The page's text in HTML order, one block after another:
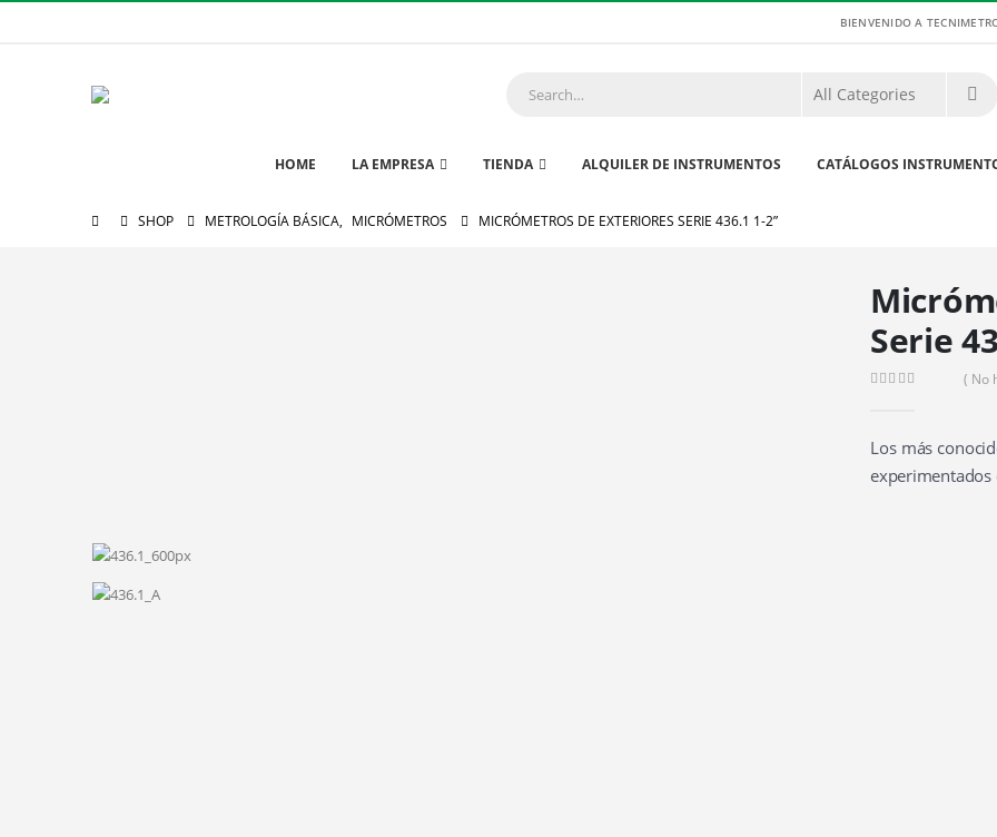
BIENVENIDO A
HOME LA EMPRESA TIENDA ALQUILER DE INSTRUMENTOS CATÁLOGOS
SHOP METROLOGÍA BÁSICA, MICRÓMETROS MICRÓMETROS DE EXTERIORES SERIE 436.1 1-2”
Serie
( No
Los más